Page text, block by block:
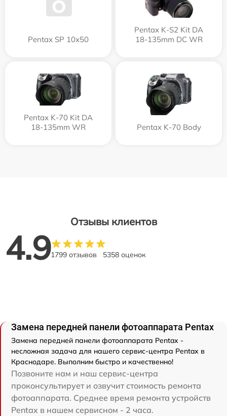
Pentax SP 10x50
Pentax K-S2 Kit DA
18-135mm DC WR
Pentax K-70 Kit DA
18-135mm WR
Pentax K-70 Body
Отзывы клиентов
4.91799 отзывов 5358 оценок
Замена передней панели фотоаппарата Pentax
Замена передней панели фотоаппарата Pentax -
несложная задача для нашего сервис-центра Pentax в
Краснодаре. Выполним быстро и качественно!
Позвоните нам и наш сервис-центра
проконсультирует и озвучит стоимость ремонта
фотоаппарата. Среднее время ремонта устройств
Pentax в нашем сервисном - 2 часа.